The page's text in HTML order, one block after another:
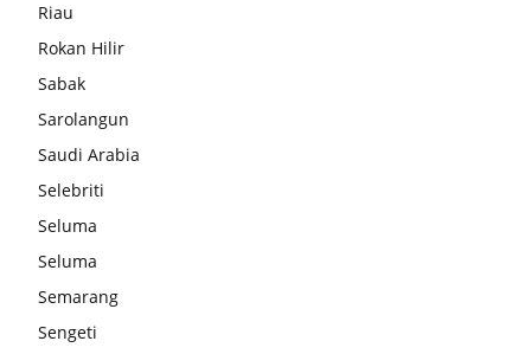
Riau
Rokan Hilir
Sabak
Sarolangun
Saudi Arabia
Selebriti
Seluma
Seluma
Semarang
Sengeti